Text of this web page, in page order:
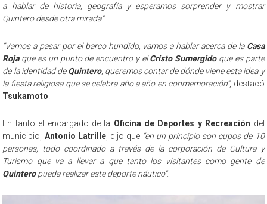
a hablar de historia, geografía y esperamos sorprender y mostrar
Quintero desde otra mirada”.
“Vamos a pasar por el barco hundido, vamos a hablar acerca de la Casa
Rojaque es un punto de encuentro y elCristo Sumergidoque es parte
de la identidad deQuintero, queremos contar de dónde viene esta idea y
la fiesta religiosa que se celebra año a año en conmemoración”, destacó
Tsukamoto.
En tanto el encargado de la Oficina de Deportes y Recreación del
municipio, Antonio Latrille, dijo que “en un principio son cupos de 10
personas, todo coordinado a través de la corporación de Cultura y
Turismo que va a llevar a que tanto los visitantes como gente de
Quinteropueda realizar este deporte náutico”.